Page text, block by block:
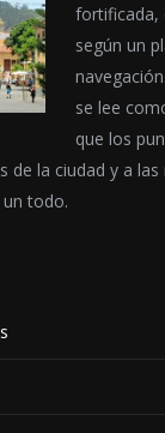
fortificada,
según un
se lee
que los
de la ciudad y a
todo.